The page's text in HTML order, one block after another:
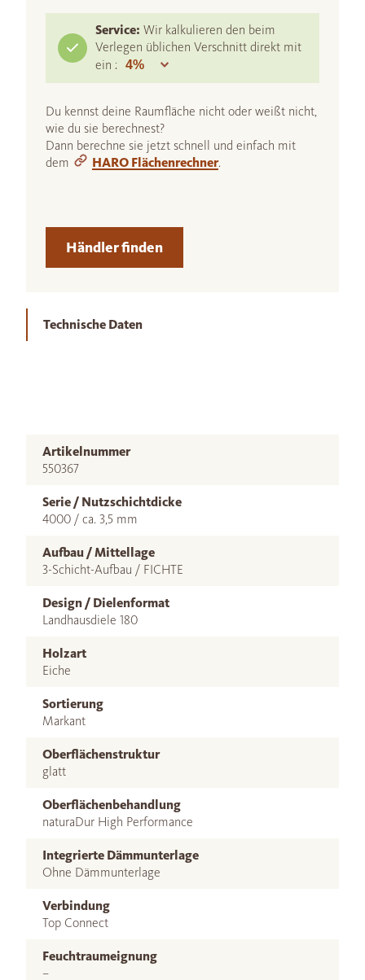
Service: Wir kalkulieren den beim
Verlegen üblichen Verschnitt direkt mit
ein :
Du kennst deine Raumfläche nicht oder weißt nicht,
wie du sie berechnest?
Dann berechne sie jetzt schnell und einfach mit
dem
HARO Flächenrechner.
Händler finden
Technische Daten
Artikelnummer
550367
Serie / Nutzschichtdicke
4000 / ca. 3,5 mm
Aufbau / Mittellage
3-Schicht-Aufbau / FICHTE
Design / Dielenformat
Landhausdiele 180
Holzart
Eiche
Sortierung
Markant
Oberflächenstruktur
glatt
Oberflächenbehandlung
naturaDur High Performance
Integrierte Dämmunterlage
Ohne Dämmunterlage
Verbindung
Top Connect
Feuchtraumeignung
–